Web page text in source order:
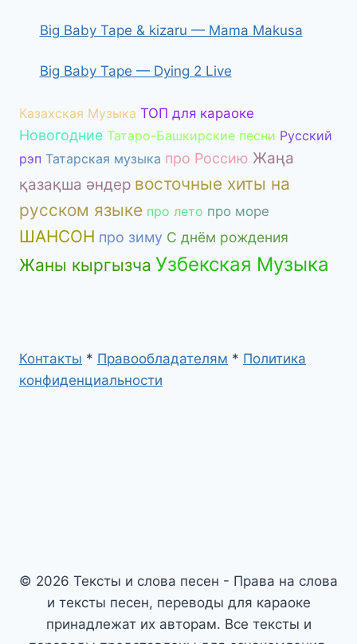
Big Baby Tape & kizaru — Mama Makusa
Big Baby Tape — Dying 2 Live
Казахская Музыка ТОП для караоке
Новогодние Татаро-Башкирские песни Русский
рэп Татарская музыка про Россию Жаңа
қазақша әндер восточные хиты на
русском языке про лето про море
ШАНСОН про зиму С днём рождения
Жаны кыргызча Узбекская Музыка
Контакты * Правообладателям * Политика
конфиденциальности
© 2026 Тексты и слова песен - Права на слова
и тексты песен, переводы для караоке
принадлежат их авторам. Все тексты и